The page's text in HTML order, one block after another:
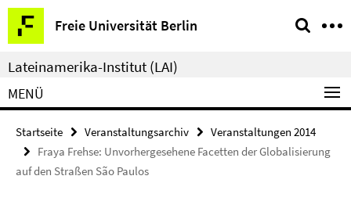
Springe
direkt
zu
Inhalt
Freie Universität Berlin
Service-
Navigation
Lateinamerika-Institut (LAI)
MENÜ
Startseite Veranstaltungsarchiv
Veranstaltungen 2014
Fraya Frehse: Unvorhergesehene Facetten der Globalisierung
auf den Straßen São Paulos